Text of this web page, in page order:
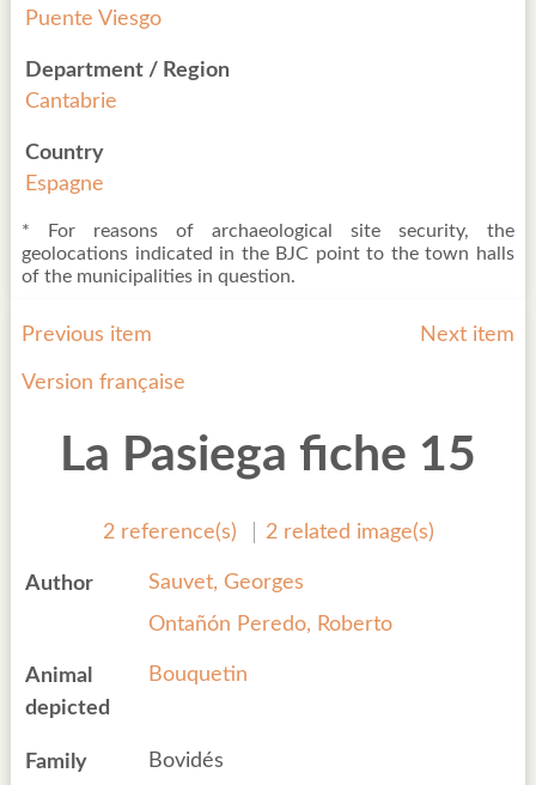
Previous item Next item
Version française
La Pasiega fiche 15
2 reference(s) 2 related image(s)
Author
Sauvet, Georges
Ontañón Peredo, Roberto
Animal
depicted
Bouquetin
Family Bovidés
Puente Viesgo
Department / Region
Cantabrie
Country
Espagne
* For reasons of archaeological site security, the
geolocations indicated in the BJC point to the town halls
of the municipalities in question.